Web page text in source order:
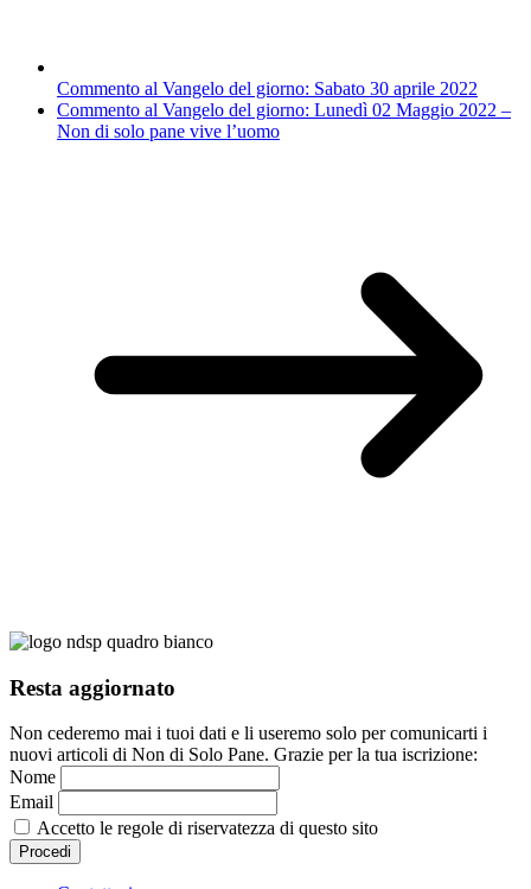
Commento al Vangelo del giorno: Sabato 30 aprile 2022
Commento al Vangelo del giorno: Lunedì 02 Maggio 2022 –
Non di solo pane vive l’uomo
Resta aggiornato
Non cederemo mai i tuoi dati e li useremo solo per comunicarti i
nuovi articoli di Non di Solo Pane. Grazie per la tua iscrizione:
Nome
Email
Accetto le regole di riservatezza di questo sito